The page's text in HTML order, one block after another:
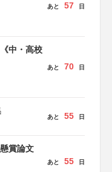
あと 57 日
中・高校
あと 70 日
あと 55 日
賞論文
あと 55 日